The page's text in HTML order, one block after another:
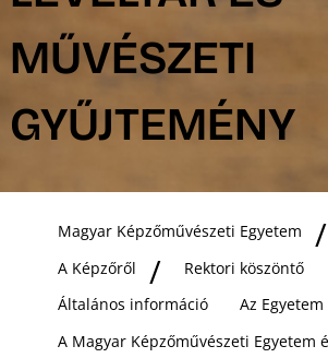
MŰVÉSZETI
GYŰJTEMÉNY
Magyar Képzőművészeti Egyetem
A Képzőről
Rektori köszöntő
Általános információ
Az
A Magyar Képzőművészeti Egyetem